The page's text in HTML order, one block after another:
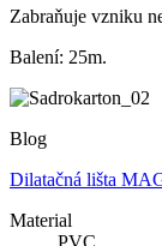
Zabraňuje vzniku
Balení: 25m.
Blog
Dilatačná lišta
Material